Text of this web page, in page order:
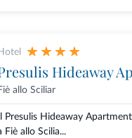
Hotel
Hideaway
allo Sciliar
Il Presulis Hideaway
Fiè allo Scilia...